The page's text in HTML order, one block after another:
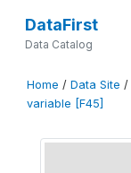
DataFirst
Data Catalog
Home / Data Site /
variable [F45]